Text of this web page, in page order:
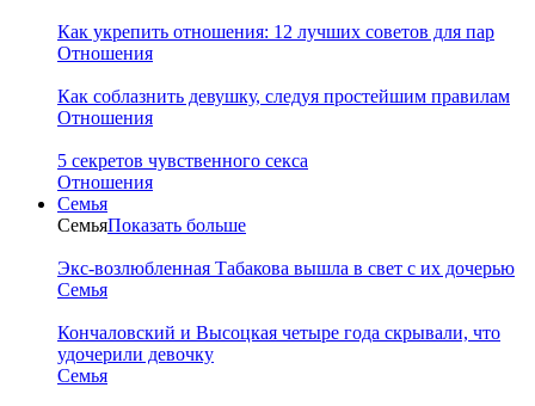
Как укрепить отношения: 12 лучших советов для пар
Отношения
Как соблазнить девушку, следуя простейшим правилам
Отношения
5 секретов чувственного секса
Отношения
Семья
СемьяПоказать больше
Экс-возлюбленная Табакова вышла в свет с их дочерью
Семья
Кончаловский и Высоцкая четыре года скрывали, что
удочерили девочку
Семья